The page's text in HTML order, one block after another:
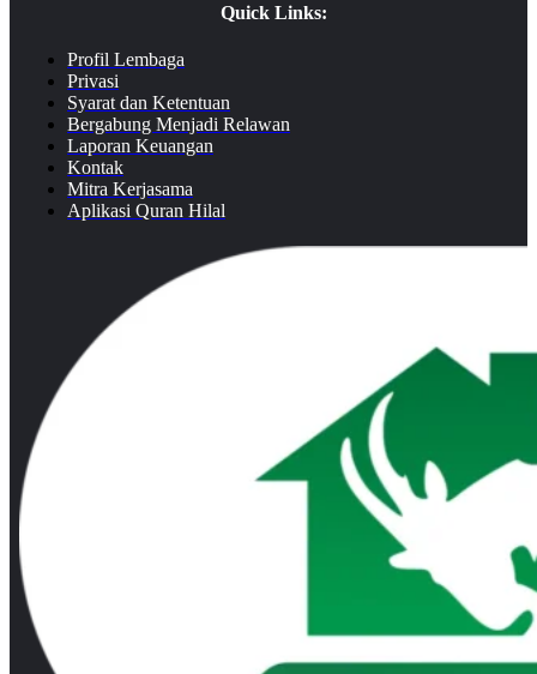
Quick Links:
Profil Lembaga
Privasi
Syarat dan Ketentuan
Bergabung Menjadi Relawan
Laporan Keuangan
Kontak
Mitra Kerjasama
Aplikasi Quran Hilal